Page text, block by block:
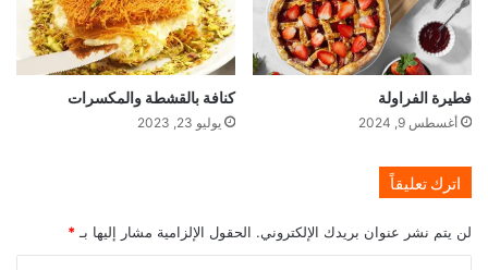
فطيرة الفراولة
أغسطس 9, 2024
كنافة بالقشطة والمكسرات
يوليو 23, 2023
اترك تعليقاً
لن يتم نشر عنوان بريدك الإلكتروني. الحقول الإلزامية مشار إليها بـ *